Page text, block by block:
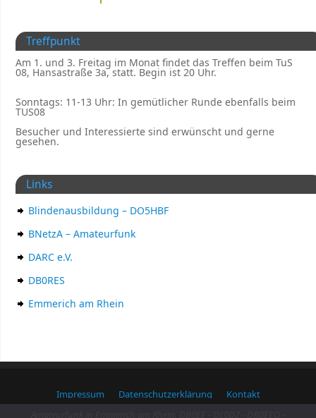
Treffpunkt
Am 1. und 3. Freitag im Monat findet das Treffen beim TuS
08, Hansastraße 3a, statt. Begin ist 20 Uhr.
Sonntags: 11-13 Uhr: In gemütlicher Runde ebenfalls beim
TUS08
Besucher und Interessierte sind erwünscht und gerne
gesehen.
Links
Blindenausbildung – DO5HBF
BNetzA – Amateurfunk
DARC e.V.
DB0RES
Emmerich am Rhein
Impressum Datenschutzerklärung
Kontakt